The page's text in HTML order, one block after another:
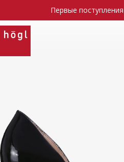
Первые